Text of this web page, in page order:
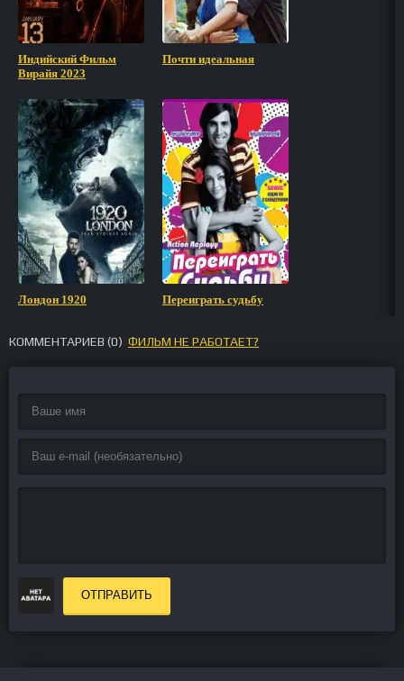
Индийский Фильм
Вирайя 2023
Почти идеальная
Лондон 1920 Переиграть судьбу
КОММЕНТАРИЕВ (0) ФИЛЬМ НЕ РАБОТАЕТ?
ОТПРАВИТЬ